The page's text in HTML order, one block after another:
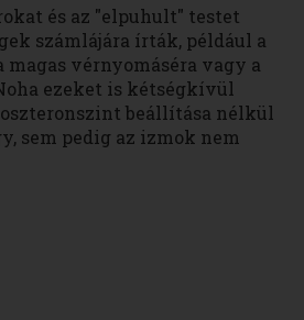
és az "elpuhult" testet
számlájára írták, például a
magas vérnyomáséra vagy a
ezeket is kétségkívül
beállítása nélkül
sem pedig az izmok nem